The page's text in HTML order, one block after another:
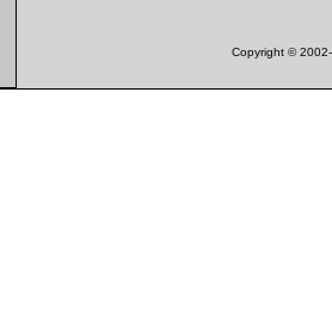
Copyright ©